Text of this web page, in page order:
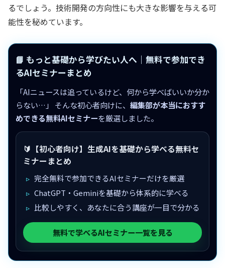
るでしょう。技術開発の方向性にも大きな影響を与える可
能性を秘めています。
📘 もっと基礎から学びたい人へ｜無料で参加でき
るAIセミナーまとめ
「AIニュースは追っているけど、何から学べばいいか分か
らない…」 そんな初心者向けに、 編集部が本当におすす
めできる無料AIセミナーを厳選しました。
🔰【初心者向け】生成AIを基礎から学べる無料セ
ミナーまとめ
完全無料で参加できるAIセミナーだけを厳選
ChatGPT・Geminiを基礎から体系的に学べる
比較しやすく、あなたに合う講座が一目で分かる
無料で学べるAIセミナー一覧を見る